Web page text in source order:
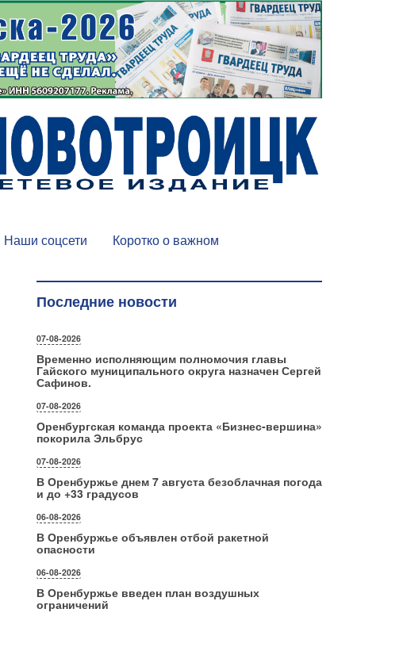
Наши соцсети Коротко о важном
Последние новости
07-08-2026
Временно исполняющим полномочия главы
Гайского муниципального округа назначен Сергей
Сафинов.
07-08-2026
Оренбургская команда проекта «Бизнес‑вершина»
покорила Эльбрус
07-08-2026
В Оренбуржье днем 7 августа безоблачная погода
и до +33 градусов
06-08-2026
В Оренбуржье объявлен отбой ракетной
опасности
06-08-2026
В Оренбуржье введен план воздушных
ограничений